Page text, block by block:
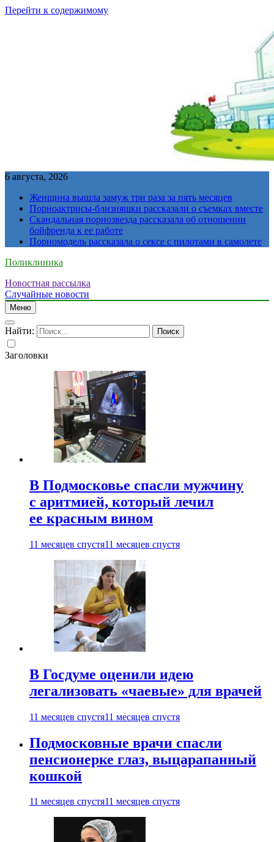
Перейти к содержимому
6 августа, 2026
Женщина вышла замуж три раза за пять месяцев
Порноактрисы-близняшки рассказали о съемках вместе
Скандальная порнозвезда рассказала об отношении
бойфренда к ее работе
Порномодель рассказала о сексе с пилотами в самолете
Поликлиника
Новостная рассылка
Случайные новости
Меню
Найти:
Заголовки
В Подмосковье спасли мужчину
с аритмией, который лечил
ее красным вином
11 месяцев спустя11 месяцев спустя
В Госдуме оценили идею
легализовать «чаевые» для врачей
11 месяцев спустя11 месяцев спустя
Подмосковные врачи спасли
пенсионерке глаз, выцарапанный
кошкой
11 месяцев спустя11 месяцев спустя